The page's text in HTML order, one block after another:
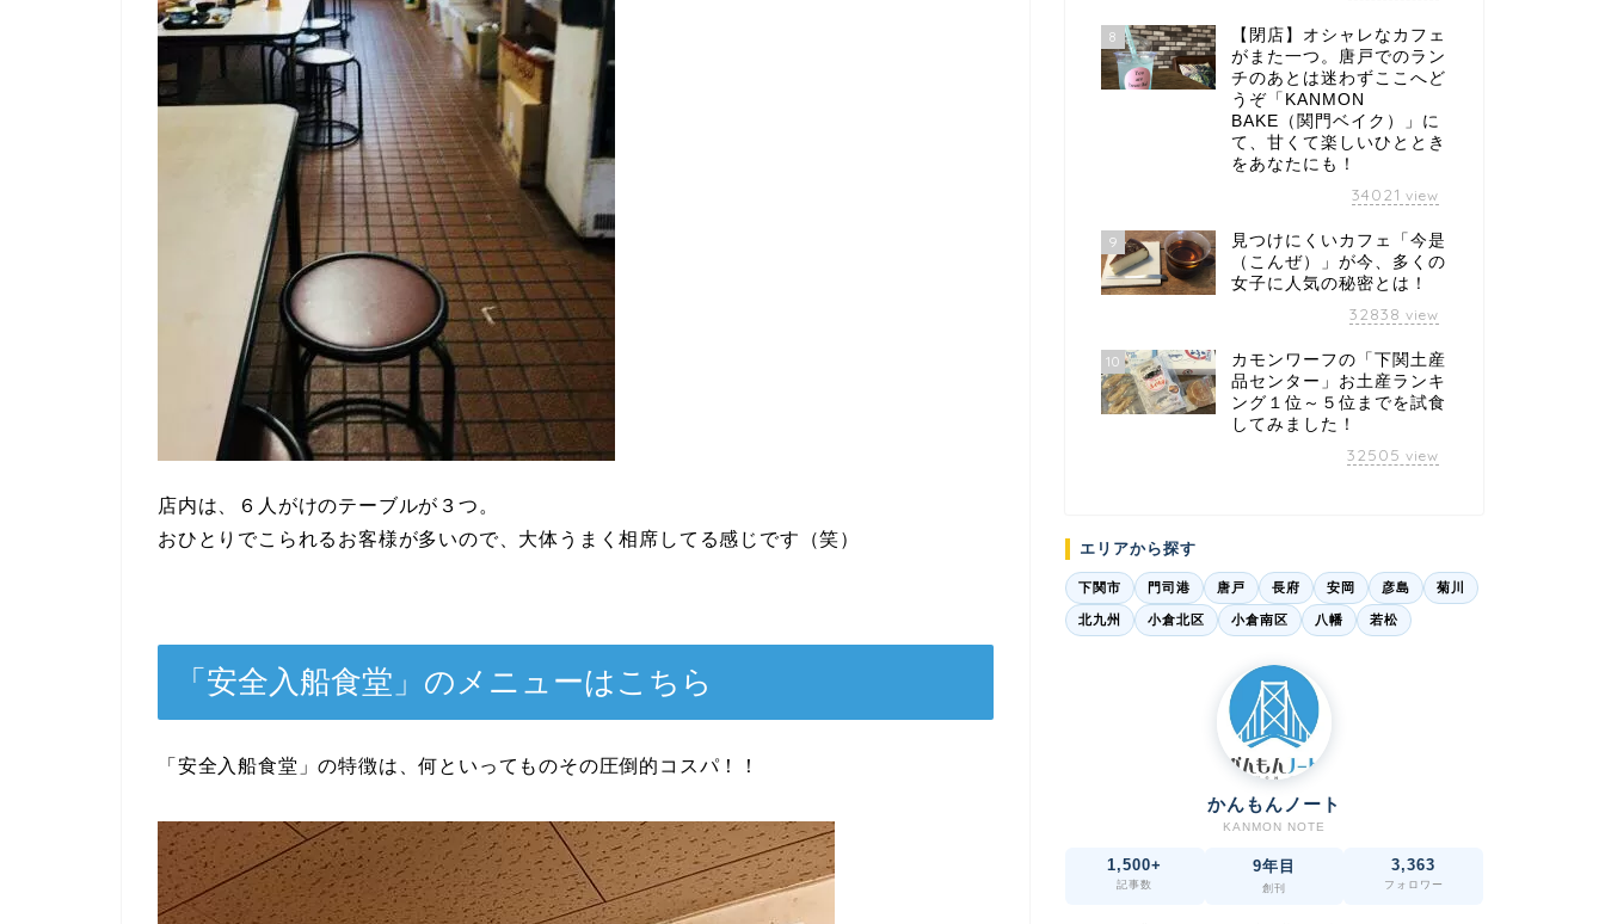
店内は、６人がけのテーブルが３つ。
おひとりでこられるお客様が多いので、大体うまく相席してる感じです（笑）
「安全入船食堂」のメニューはこちら
「安全入船食堂」の特徴は、何といってものその圧倒的コスパ！！
8
【閉店】オシャレなカフェ
がまた一つ。唐戸でのラン
チのあとは迷わずここへど
うぞ「KANMON
BAKE（関門ベイク）」に
て、甘くて楽しいひととき
をあなたにも！
34021 view
9
見つけにくいカフェ「今是
（こんぜ）」が今、多くの
女子に人気の秘密とは！
32838 view
10
カモンワーフの「下関土産
品センター」お土産ランキ
ング１位～５位までを試食
してみました！
32505 view
エリアから探す
下関市 門司港 唐戸 長府 安岡 彦島 菊川
北九州 小倉北区 小倉南区 八幡 若松
かんもんノート
KANMON NOTE
1,500+
記事数
9年目
創刊
3,363
フォロワー